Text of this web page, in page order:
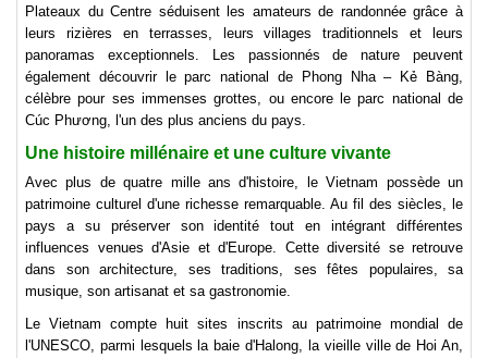
Plateaux du Centre séduisent les amateurs de randonnée grâce à
leurs rizières en terrasses, leurs villages traditionnels et leurs
panoramas exceptionnels. Les passionnés de nature peuvent
également découvrir le parc national de Phong Nha – Kẻ Bàng,
célèbre pour ses immenses grottes, ou encore le parc national de
Cúc Phương, l'un des plus anciens du pays.
Une histoire millénaire et une culture vivante
Avec plus de quatre mille ans d'histoire, le Vietnam possède un
patrimoine culturel d'une richesse remarquable. Au fil des siècles, le
pays a su préserver son identité tout en intégrant différentes
influences venues d'Asie et d'Europe. Cette diversité se retrouve
dans son architecture, ses traditions, ses fêtes populaires, sa
musique, son artisanat et sa gastronomie.
Le Vietnam compte huit sites inscrits au patrimoine mondial de
l'UNESCO, parmi lesquels la baie d'Halong, la vieille ville de Hoi An,